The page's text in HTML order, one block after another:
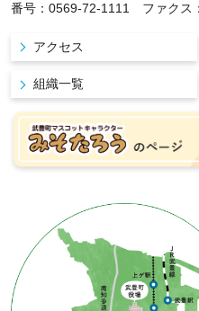
番号：0569-72-1111 ファクス
アクセス
組織一覧